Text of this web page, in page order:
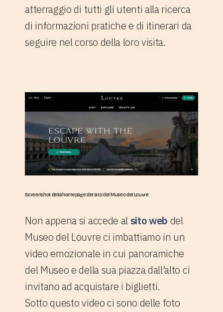
atterraggio di tutti gli utenti alla ricerca
di informazioni pratiche e di itinerari da
seguire nel corso della loro visita.
Screenshot della homepage del sito del Museo del Louvre
Non appena si accede al sito web del
Museo del Louvre ci imbattiamo in un
video emozionale in cui panoramiche
del Museo e della sua piazza dall’alto ci
invitano ad acquistare i biglietti.
Sotto questo video ci sono delle foto